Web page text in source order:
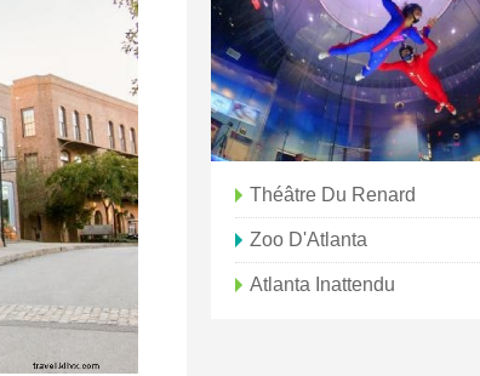
Théâtre Du Renard
Zoo D'Atlanta
Atlanta Inattendu